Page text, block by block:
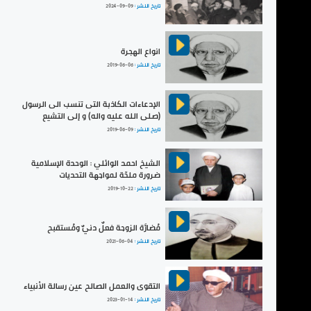
تاريخ النشر :2024-09-09
انواع الهجرة
تاريخ النشر :2019-06-06
الإدعاءات الكاذبة التى تنسب الى الرسول
(صلى الله عليه واله) و إلى التشيع
تاريخ النشر :2019-06-09
الشيخ احمد الوائلي : الوحدة الإسلامية
ضرورة ملحّة لمواجهة التحديات
تاريخ النشر :2019-10-22
مُضارَّة الزوجة فعلٌ دنيٌ ومُستقبح
تاريخ النشر : 2021-06-04
التقوى والعمل الصالح عين رسالة الأنبياء
تاريخ النشر : 2023-01-14